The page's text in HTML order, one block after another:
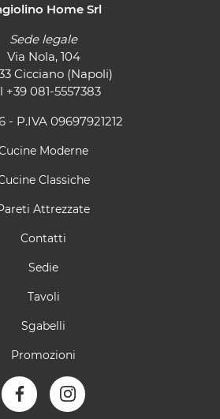
Home Srl
Sede legale
Via Nola, 104
Cicciano (Napoli)
+39 081-5557383
- P.IVA 09697921212
Moderne
Classiche
Attrezzate
Contatti
Sedie
Tavoli
Sgabelli
Promozioni